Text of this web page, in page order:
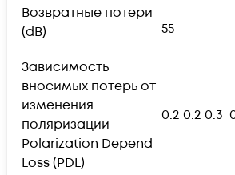
Возвратные потери
(dB)
55
Зависимость
вносимых потерь от
изменения
поляризации
Polarization Depend
Loss (PDL)
0.2 0.2 0.3